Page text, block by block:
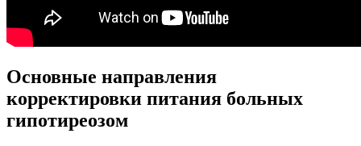
Основные направления
корректировки питания больных
гипотиреозом